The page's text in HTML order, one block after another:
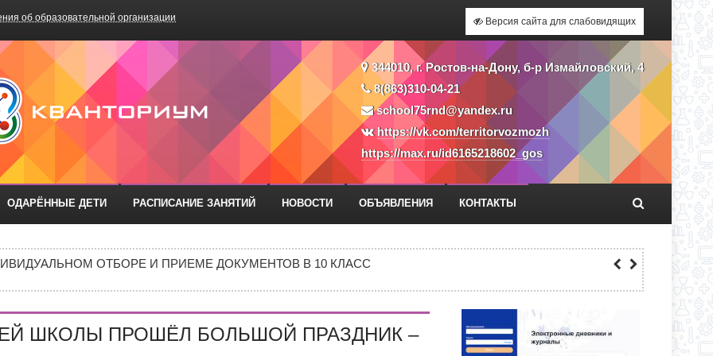
об образовательной организации Версия сайта для слабовидящих
«Школа №75»
344010, г. Ростов-на-Дону, б-р Измайловский, 4
8(863)310-04-21
school75rnd@yandex.ru
https://vk.com/territorvozmozh
https://max.ru/id6165218602_gos
ОДАРЁННЫЕ ДЕТИ РАСПИСАНИЕ ЗАНЯТИЙ НОВОСТИ ОБЪЯВЛЕНИЯ КОНТАКТЫ
ОРГАНИЗАЦИЙ РОСТОВСКОЙ ОБЛАСТИ ДЛЯ ПРИЕМА ЗАЯВЛЕНИЙ В 1 КЛАСС
ОТБОРЕ И ПРИЕМЕ ДОКУМЕНТОВ В 10 КЛАСС
В 10 КЛАСС
ПОЧЕМУ ПОДРОСТКИ ВСЁ ЧАЩЕ ВЫБИРАЮТ АПТЕКУ?
ШКОЛЫ ПРОШЁЛ БОЛЬШОЙ ПРАЗДНИК –